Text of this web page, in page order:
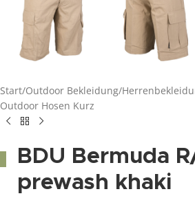
Start/Outdoor Bekleidung/
Outdoor Hosen Kurz
BDU Bermuda
prewash khaki